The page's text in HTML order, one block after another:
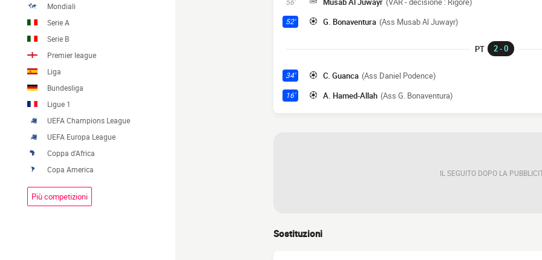
Mondiali
Serie A
Serie B
Premier league
Liga
Bundesliga
Ligue 1
UEFA Champions League
UEFA Europa League
Coppa d'Africa
Copa America
Più competizioni
52' G. Bonaventura (Ass Musab Al Juwayr)
PT 2 - 0
34' C. Guanca (Ass Daniel Podence)
16' A. Hamed-Allah (Ass G. Bonaventura)
IL SEGUITO DOPO LA
Sostituzioni